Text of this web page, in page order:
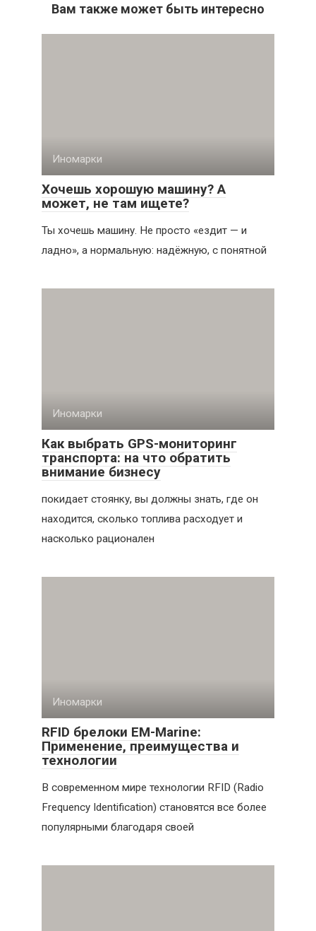
Вам также может быть интересно
Иномарки
Хочешь хорошую машину? А
может, не там ищете?
Ты хочешь машину. Не просто «ездит — и
ладно», а нормальную: надёжную, с понятной
Иномарки
Как выбрать GPS-мониторинг
транспорта: на что обратить
внимание бизнесу
покидает стоянку, вы должны знать, где он
находится, сколько топлива расходует и
насколько рационален
Иномарки
RFID брелоки EM-Marine:
Применение, преимущества и
технологии
В современном мире технологии RFID (Radio
Frequency Identification) становятся все более
популярными благодаря своей